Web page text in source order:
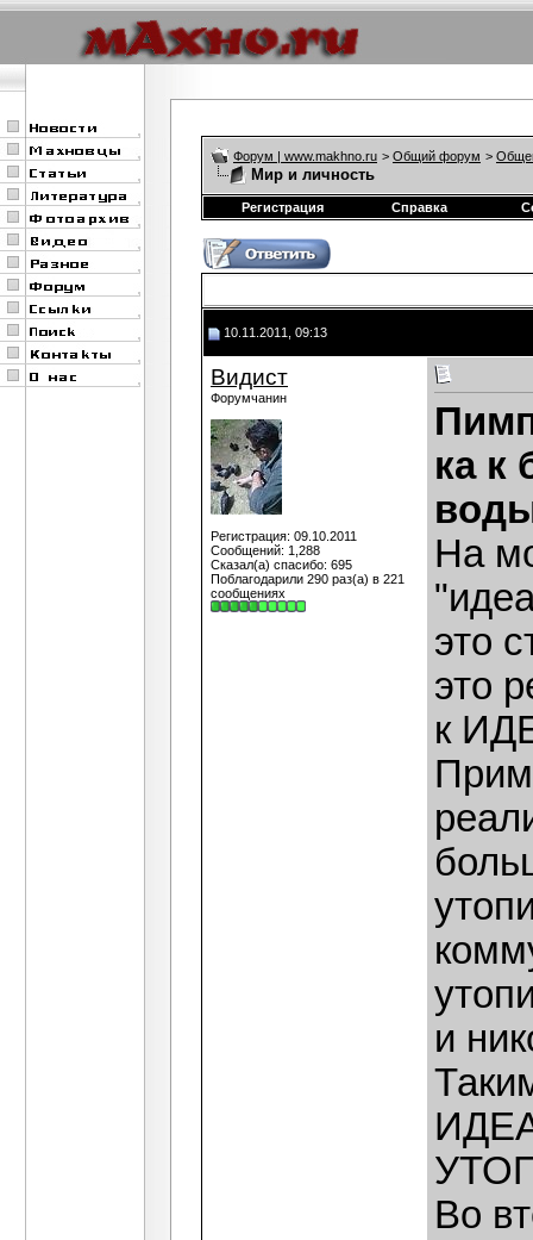
Форум | www.makhno.ru > Общий форум >
Мир и личность
Регистрация Справка
10.11.2011, 09:13
Видист
Форумчанин
Регистрация: 09.10.2011
Сообщений: 1,288
Сказал(а) спасибо: 695
Поблагодарили 290 раз(а) в 221
сообщениях
ка к
На
это
это
к
и
Во